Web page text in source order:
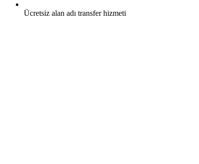
Ücretsiz alan adı transfer hizmeti